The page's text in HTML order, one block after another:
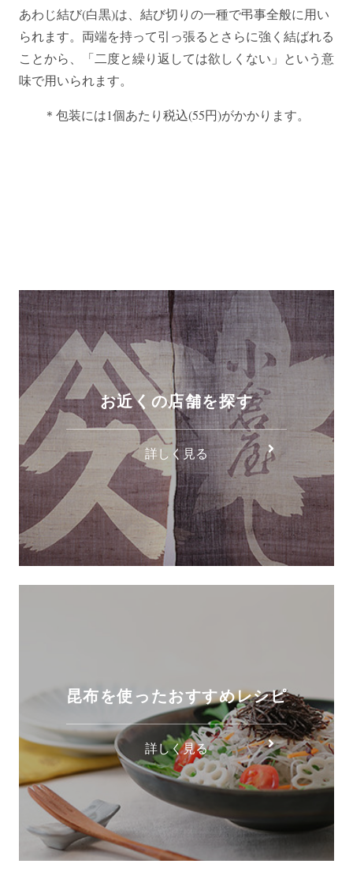
あわじ結び(白黒)は、結び切りの一種で弔事全般に用い
られます。両端を持って引っ張るとさらに強く結ばれる
ことから、「二度と繰り返しては欲しくない」という意
味で用いられます。
＊包装には1個あたり税込(55円)がかかります。
お近くの店舗を探す
詳しく見る
昆布を使ったおすすめレシピ
詳しく見る